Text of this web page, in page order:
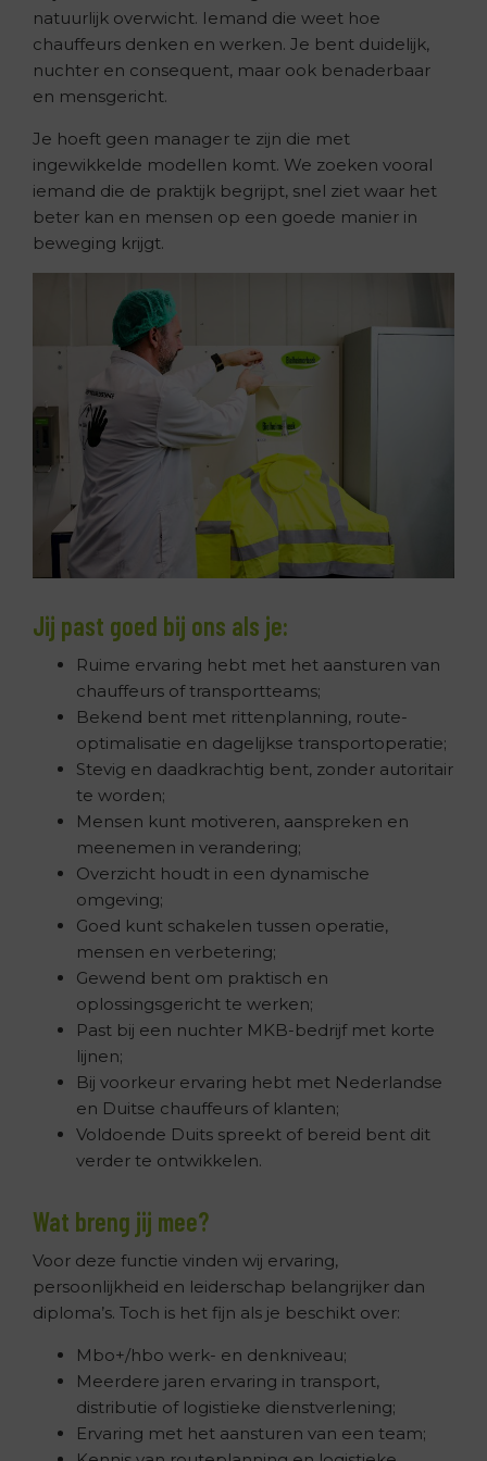
natuurlijk overwicht. Iemand die weet hoe
chauffeurs denken en werken. Je bent duidelijk,
nuchter en consequent, maar ook benaderbaar
en mensgericht.
Je hoeft geen manager te zijn die met
ingewikkelde modellen komt. We zoeken vooral
iemand die de praktijk begrijpt, snel ziet waar het
beter kan en mensen op een goede manier in
beweging krijgt.
Jij past goed bij ons als je:
Ruime ervaring hebt met het aansturen van
chauffeurs of transportteams;
Bekend bent met rittenplanning, route-
optimalisatie en dagelijkse transportoperatie;
Stevig en daadkrachtig bent, zonder autoritair
te worden;
Mensen kunt motiveren, aanspreken en
meenemen in verandering;
Overzicht houdt in een dynamische
omgeving;
Goed kunt schakelen tussen operatie,
mensen en verbetering;
Gewend bent om praktisch en
oplossingsgericht te werken;
Past bij een nuchter MKB-bedrijf met korte
lijnen;
Bij voorkeur ervaring hebt met Nederlandse
en Duitse chauffeurs of klanten;
Voldoende Duits spreekt of bereid bent dit
verder te ontwikkelen.
Wat breng jij mee?
Voor deze functie vinden wij ervaring,
persoonlijkheid en leiderschap belangrijker dan
diploma’s. Toch is het fijn als je beschikt over:
Mbo+/hbo werk- en denkniveau;
Meerdere jaren ervaring in transport,
distributie of logistieke dienstverlening;
Ervaring met het aansturen van een team;